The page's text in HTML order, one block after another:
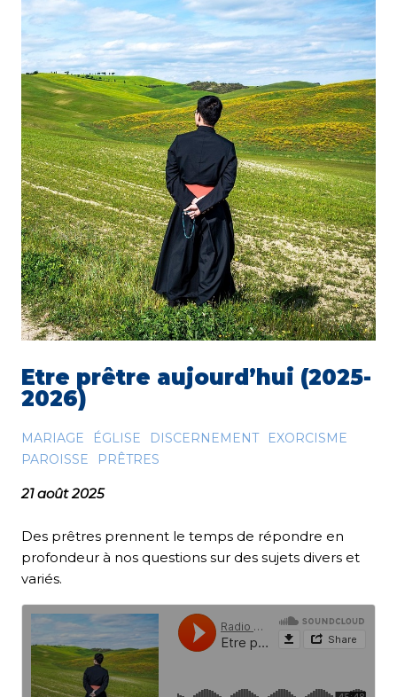
Etre prêtre aujourd’hui (2025-
2026)
MARIAGE ÉGLISE DISCERNEMENT
EXORCISME
PAROISSE
PRÊTRES
21 août 2025
Des prêtres prennent le temps de répondre en
profondeur à nos questions sur des sujets divers et
variés.